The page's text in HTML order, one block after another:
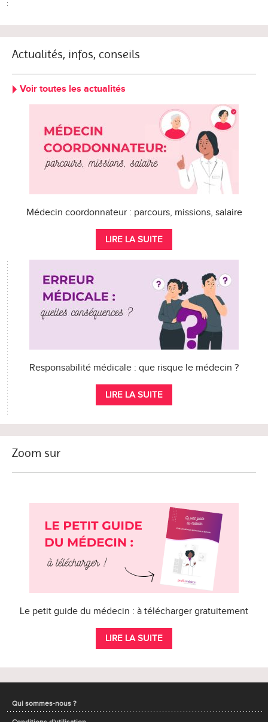
Actualités, infos, conseils
Voir toutes les actualités
Médecin coordonnateur : parcours, missions, salaire
LIRE LA SUITE
Responsabilité médicale : que risque le médecin ?
LIRE LA SUITE
Zoom sur
Le petit guide du médecin : à télécharger gratuitement
LIRE LA SUITE
Qui sommes-nous ?